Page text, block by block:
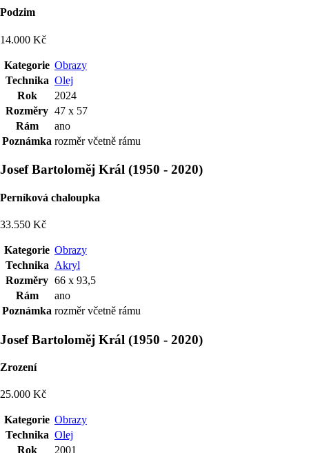
Podzim
14.000 Kč
Kategorie Obrazy
Technika Olej
Rok
2024
Rozměry 47 x 57
Rám
ano
Poznámka rozměr včetně rámu
Josef Bartoloměj Král (1950 - 2020)
Perníková chaloupka
33.550 Kč
Kategorie Obrazy
Technika Akryl
Rozměry 66 x 93,5
Rám
ano
Poznámka rozměr včetně rámu
Josef Bartoloměj Král (1950 - 2020)
Zrození
25.000 Kč
Kategorie Obrazy
Technika Olej
Rok
2001